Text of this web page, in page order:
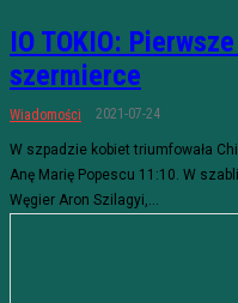
IO TOKIO:
szermierce
Wiadomości 2021-07-24
W szpadzie kobiet triumfowała
Anę Marię Popescu 11:10. W
Węgier Aron Szilagyi,...